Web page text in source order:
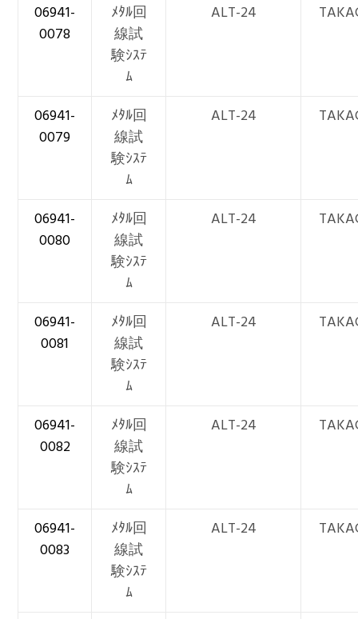
06941-
0078
ﾒﾀﾙ回
線試
験ｼｽﾃ
ﾑ
ALT-24
06941-
0079
ﾒﾀﾙ回
線試
験ｼｽﾃ
ﾑ
ALT-24
06941-
0080
ﾒﾀﾙ回
線試
験ｼｽﾃ
ﾑ
ALT-24
06941-
0081
ﾒﾀﾙ回
線試
験ｼｽﾃ
ﾑ
ALT-24
06941-
0082
ﾒﾀﾙ回
線試
験ｼｽﾃ
ﾑ
ALT-24
06941-
0083
ﾒﾀﾙ回
線試
験ｼｽﾃ
ﾑ
ALT-24